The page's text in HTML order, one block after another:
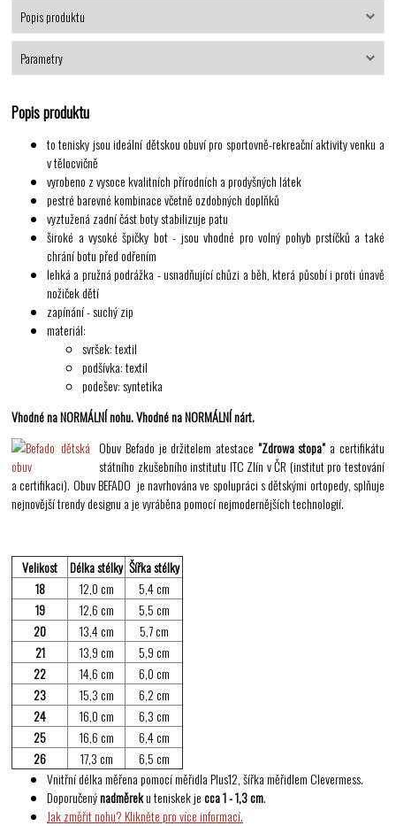
Popis produktu
Parametry
Popis produktu
to tenisky jsou ideální dětskou obuví pro sportovně-rekreační aktivity venku a
v tělocvičně
vyrobeno z vysoce kvalitních přírodních a prodyšných látek
pestré barevné kombinace včetně ozdobných doplňků
vyztužená zadní část boty stabilizuje patu
široké a vysoké špičky bot - jsou vhodné pro volný pohyb prstíčků a také
chrání botu před odřením
lehká a pružná podrážka - usnadňující chůzi a běh, která působí i proti únavě
nožiček dětí
zapínání - suchý zip
materiál:
svršek: textil
podšívka: textil
podešev: syntetika
Vhodné na NORMÁLNÍ nohu. Vhodné na NORMÁLNÍ nárt.
Obuv Befado je držitelem atestace "Zdrowa stopa" a certifikátu
státního zkušebního institutu ITC Zlín v ČR (institut pro testování
a certifikaci). Obuv BEFADO je navrhována ve spolupráci s dětskými ortopedy, splňuje
nejnovější trendy designu a je vyráběna pomocí nejmodernějších technologií.
Velikost Délka stélky Šířka stélky
18
12,0 cm
5,4 cm
19
12,6 cm
5,5 cm
20
13,4 cm
5,7 cm
21
13,9 cm
5,9 cm
22
14,6 cm
6,0 cm
23
15,3 cm
6,2 cm
24
16,0 cm
6,3 cm
25
16,6 cm
6,4 cm
26
17,3 cm
6,5 cm
Vnitřní délka měřena pomocí měřidla Plus12, šířka měřidlem Clevermess.
Doporučenýnadměreku teniskek jecca 1 - 1,3 cm.
Jak změřit nohu? Klikněte pro více informací.